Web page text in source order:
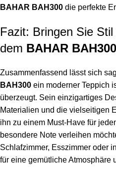
BAHAR BAH300 die perfekte
Fazit: Bringen Sie
dem BAHAR BAH300
Zusammenfassend lässt sich
BAH300 ein moderner Teppich
überzeugt. Sein einzigartiges
Materialien und die vielseitigen
ihn zu einem Must-Have für
besondere Note verleihen
Schlafzimmer, Esszimmer oder
für eine gemütliche Atmosphäre